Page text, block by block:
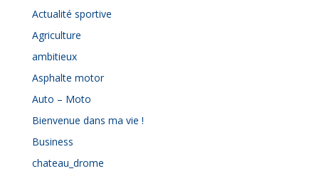
Actualité sportive
Agriculture
ambitieux
Asphalte motor
Auto – Moto
Bienvenue dans ma vie !
Business
chateau_drome